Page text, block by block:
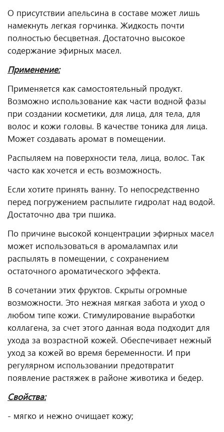
О присутствии апельсина в составе может лишь
намекнуть легкая горчинка. Жидкость почти
полностью бесцветная. Достаточно высокое
содержание эфирных масел.
Применение:
Применяется как самостоятельный продукт.
Возможно использование как части водной фазы
при создании косметики, для лица, для тела, для
волос и кожи головы. В качестве тоника для лица.
Может создавать аромат в помещении.
Распыляем на поверхности тела, лица, волос. Так
часто как хочется и есть возможность.
Если хотите принять ванну. То непосредственно
перед погружением распылите гидролат над водой.
Достаточно два три пшика.
По причине высокой концентрации эфирных масел
может использоваться в аромалампах или
распылять в помещении, с сохранением
остаточного ароматического эффекта.
В сочетании этих фруктов. Скрыты огромные
возможности. Это нежная мягкая забота и уход о
любом типе кожи. Стимулирование выработки
коллагена, за счет этого данная вода подходит для
ухода за возрастной кожей. Обеспечивает нежный
уход за кожей во время беременности. И при
регулярном использовании предотвратит
появление растяжек в районе животика и бедер.
Свойства:
- мягко и нежно очищает кожу;